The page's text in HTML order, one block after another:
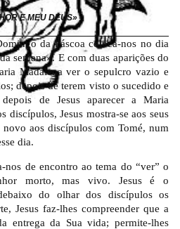
E MEU DEUS»
da Páscoa coloca-nos no dia
semana». E com duas aparições do
Madalena ver o sepulcro vazio e
depois de terem visto o sucedido e
de Jesus aparecer a Maria
discípulos, Jesus mostra-se aos seus
aos discípulos com Tomé, num
dia.
nos de encontro ao tema do “ver” o
morto, mas vivo. Jesus é o
do olhar dos discípulos os
Jesus faz-lhes compreender que a
entrega da Sua vida; permite-lhes